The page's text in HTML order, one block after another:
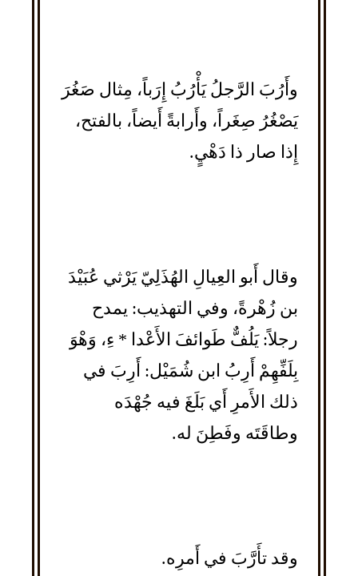
وأَرُبَ الرَّجلُ يَأْرُبُ إِرَباً، مِثال صَغُرَ
يَصْغُرُ صِغَراً، وأَرابةً أَيضاً، بالفتح،
إِذا صار ذا دَهْيٍ.
وقال أَبو العِيالِ الهُذَلِيّ يَرْثي عُبَيْدَ
بن زُهْرةً، وفي التهذيب: يمدح
رجلاً: يَلُفٌّ طَوائفَ الأَعْدا * ءِ، وَهْوَ
بِلَفِّهِمْ أَرِبُ ابن شُمَيْل: أَرِبَ في
ذلك الأَمرِ أَي بَلَغَ فيه جُهْدَه
وطاقَتَه وفَطِنَ له.
وقد تأَرَّبَ في أَمرِه.